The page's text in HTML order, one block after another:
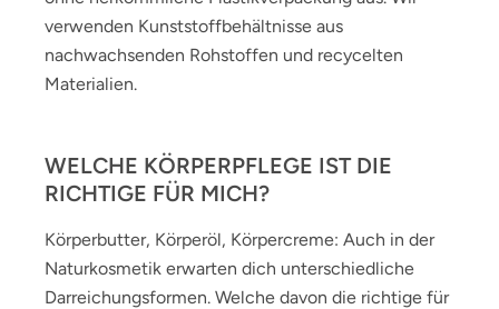
verwenden Kunststoffbehältnisse aus
nachwachsenden Rohstoffen und recycelten
Materialien.
WELCHE KÖRPERPFLEGE IST DIE
RICHTIGE FÜR MICH?
Körperbutter, Körperöl, Körpercreme: Auch in der
Naturkosmetik erwarten dich unterschiedliche
Darreichungsformen. Welche davon die richtige für